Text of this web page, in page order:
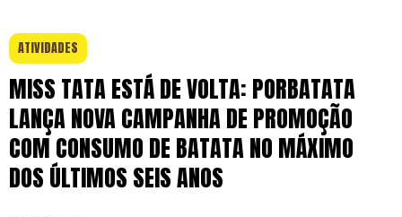
ATIVIDADES
MISS TATA ESTÁ DE VOLTA: PORBATATA
LANÇA NOVA CAMPANHA DE PROMOÇÃO
COM CONSUMO DE BATATA NO MÁXIMO
DOS ÚLTIMOS SEIS ANOS